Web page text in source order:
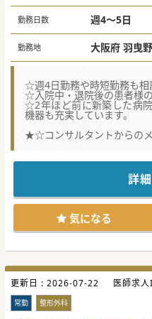
勤務日数 週4～5日
勤務地 大阪府 羽
☆週4日勤務や時短勤務も相
☆入院中・退院後の患者様
☆2年ほど前に新築した病
機器も充実しています。
★☆コンサルタントからの
科の
経験がある方は内容に応じ
#秋入職可
詳
気になる
更新日 : 2026-07-22 医師求
常勤 整形外科